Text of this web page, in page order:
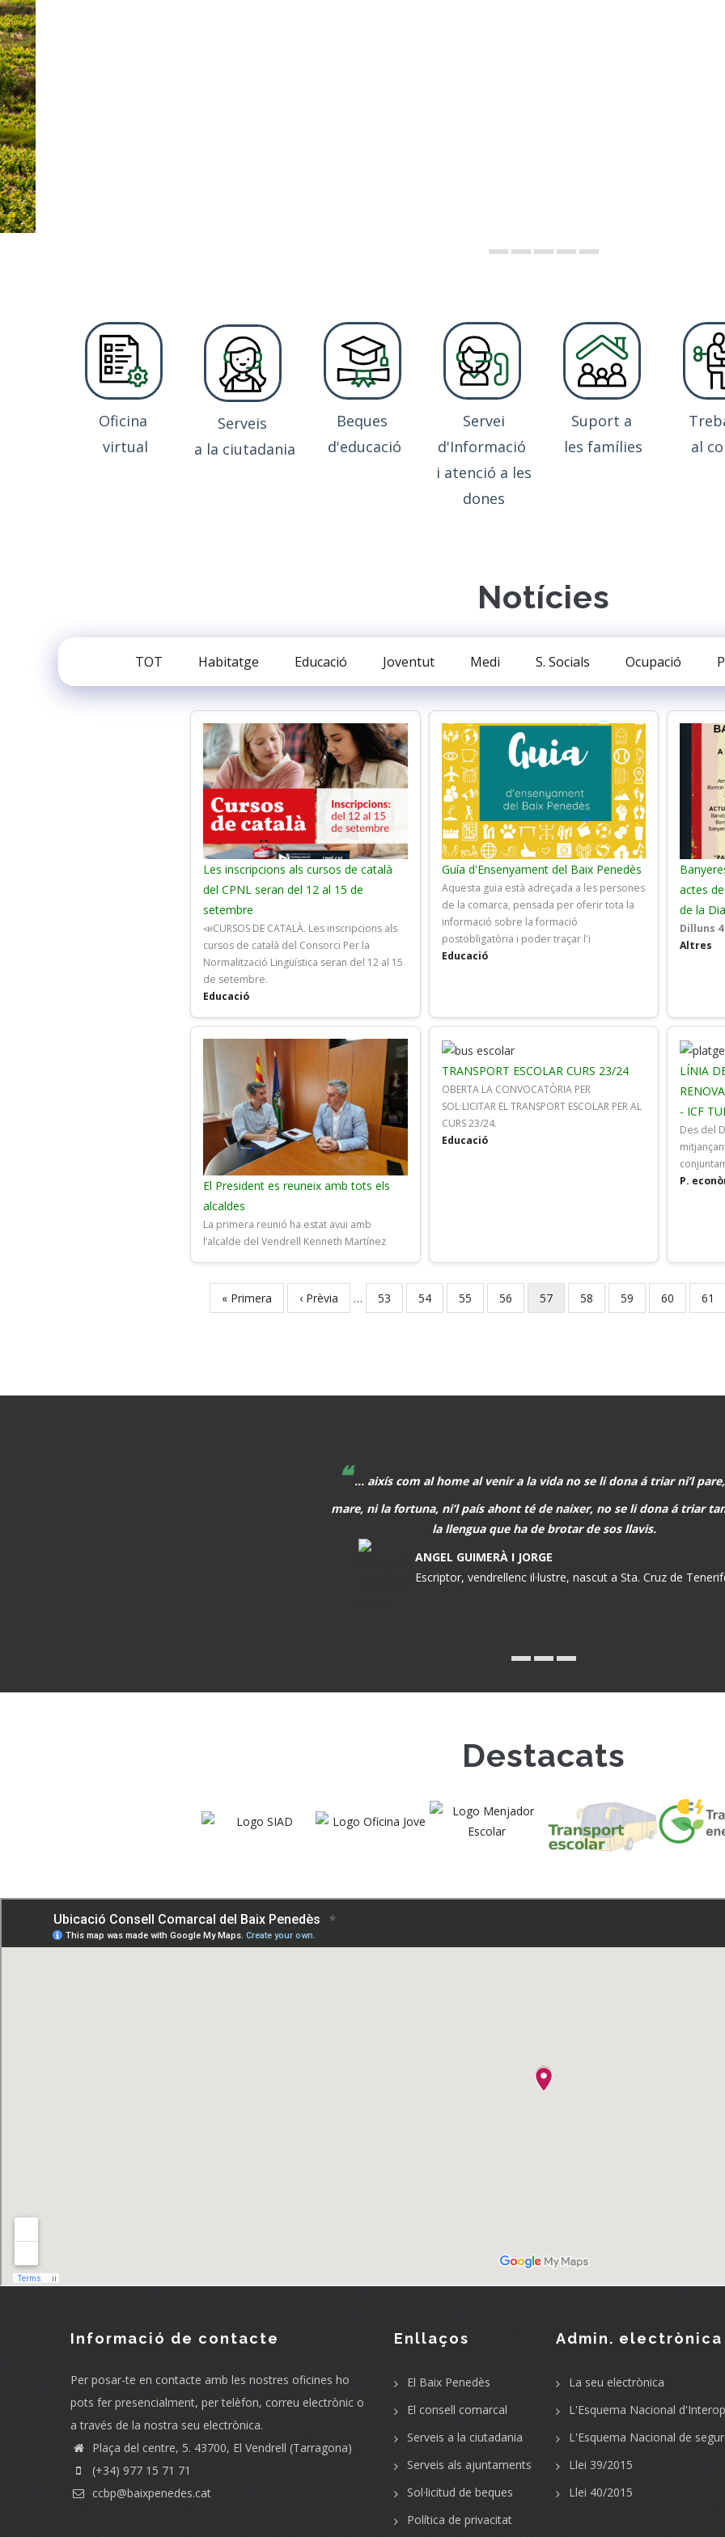
Oficina
virtual
Serveis
a la ciutadania
Beques
d'educació
Servei
d'Informació
i atenció a les
dones
Suport a
les famílies
al
Notícies
TOT Habitatge Educació Joventut Medi S. Socials Ocupació
Les inscripcions als cursos de català
del CPNL seran del 12 al 15 de
setembre
📣CURSOS DE CATALÀ. Les inscripcions als
cursos de català del Consorci Per la
Normalització Lingüística seran del 12 al 15
de setembre.
Educació
Guía d'Ensenyament del Baix Penedès
Aquesta guia està adreçada a les persones
de la comarca, pensada per oferir tota la
informació sobre la formació
postobligatòria i poder traçar l'i
Educació
actes
de la
Dilluns
Altres
El President es reuneix amb tots els
alcaldes
La primera reunió ha estat avui amb
l’alcalde del Vendrell Kenneth Martínez
TRANSPORT ESCOLAR CURS 23/24
OBERTA LA CONVOCATÒRIA PER
SOL·LICITAR EL TRANSPORT ESCOLAR PER AL
CURS 23/24.
Educació
LÍNIA
- ICF
Des del
P.
Pagination
First
page
« Primera
Previous
page
‹ Prèvia … Page
53 Page
54 Page
55 Page
56
Current
page
57 Page
58 Page
59 Page
60 Page
61
❝ ... aixís com al home al venir a la vida no se li dona á triar ni’l
mare, ni la fortuna, ni’l país ahont té de naixer, no se li dona á triar
la llengua que ha de brotar de sos llavis.
ANGEL GUIMERÀ I JORGE
Escriptor, vendrellenc il·lustre, nascut a Sta. Cruz de
Destacats
Informació de contacte
Per posar-te en contacte amb les nostres oficines ho
pots fer presencialment, per telèfon, correu electrònic o
a través de la nostra seu electrònica.
Plaça del centre, 5. 43700, El Vendrell (Tarragona)
(+34) 977 15 71 71
ccbp@baixpenedes.cat
Enllaços
El Baix Penedès
El consell comarcal
Serveis a la ciutadania
Serveis als ajuntaments
Sol·licitud de beques
Política de privacitat
Admin. electrònica
La seu electrònica
L'Esquema Nacional
L'Esquema Nacional de
Llei 39/2015
Llei 40/2015